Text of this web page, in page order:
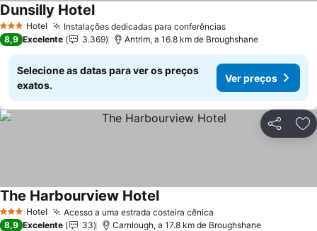
3 EstrelasHotel Instalações dedicadas para conferênciasVer preços
Dunsilly HotelVer preços
8,9 Excelente 3.369 Antrim, a 16.8 km de Broughshane
Selecione as datas para ver os preços
exatos.
Ver preços
Partilhar
3 EstrelasHotel Acesso a uma estrada costeira cênica
The Harbourview HotelVer preços
8,9 Excelente 33 Carnlough, a 17.8 km de Broughshane